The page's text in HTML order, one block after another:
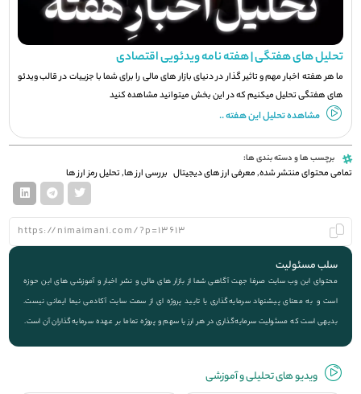
تحلیل های هفتگی | هفته نامه ویدئویی اقتصادی
ما هر هفته اخبار مهم و تاثیر گذار در دنیای بازار های مالی را برای شما با جزيیات در قالب ویدئو
های هفتگی تحلیل میکنیم که در این بخش میتوانید مشاهده کنید
مشاهده تحلیل این هفته ..
برچسب ها و دسته بندی ها:
تمامی محتوای منتشر شده,معرفی ارز های دیجیتال بررسی ارز ها,تحلیل رمز ارز ها
سلب مسئولیت
محتوای این وب سایت صرفا جهت آگاهی شما از بازار های مالی و نشر اخبار و آموزشی های این حوزه
است و به معنای پیشنهاد سرمایه‌گذاری یا تایید پروژه ای از سمت سایت آکادمی نیما ایمانی نیست.
بدیهی است که مسئولیت سرمایه‌گذاری در هر ارز یا سهم و پروژه تماما بر عهده سرمایه‌گذاران آن است.
ویديو های تحلیلی و آموزشی